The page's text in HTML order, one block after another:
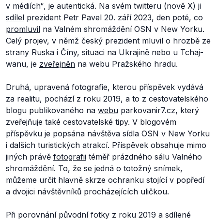
v médiích“, je autentická. Na svém twitteru (nově X) ji
sdílel prezident Petr Pavel 20. září 2023, den poté, co
promluvil na Valném shromáždění OSN v New Yorku.
Celý projev, v němž český prezident mluvil o hrozbě ze
strany Ruska i Číny, situaci na Ukrajině nebo u Tchaj-
wanu, je zveřejněn na webu Pražského hradu.
Druhá, upravená fotografie, kterou příspěvek vydává
za realitu, pochází z roku 2019, a to z cestovatelského
blogu publikovaného na webu parkovanir7.cz, který
zveřejňuje také cestovatelské tipy. V blogovém
příspěvku je popsána návštěva sídla OSN v New Yorku
i dalších turistických atrakcí. Příspěvek obsahuje mimo
jiných právě fotografii téměř prázdného sálu Valného
shromáždění. To, že se jedná o totožný snímek,
můžeme určit hlavně skrze ochranku stojící v popředí
a dvojici návštěvníků procházejících uličkou.
Při porovnání původní fotky z roku 2019 a sdílené